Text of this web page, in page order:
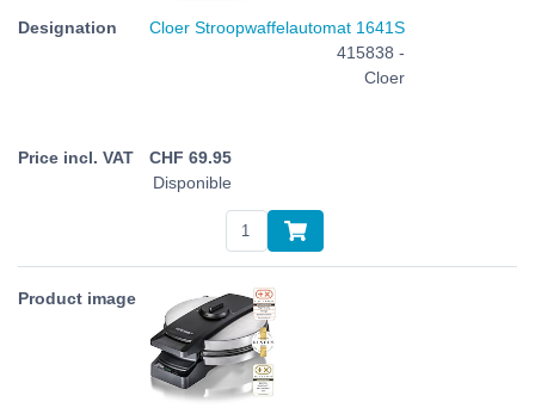
Cloer Stroopwaffelautomat 1641S
415838 -
Cloer
CHF 69.95
Disponible